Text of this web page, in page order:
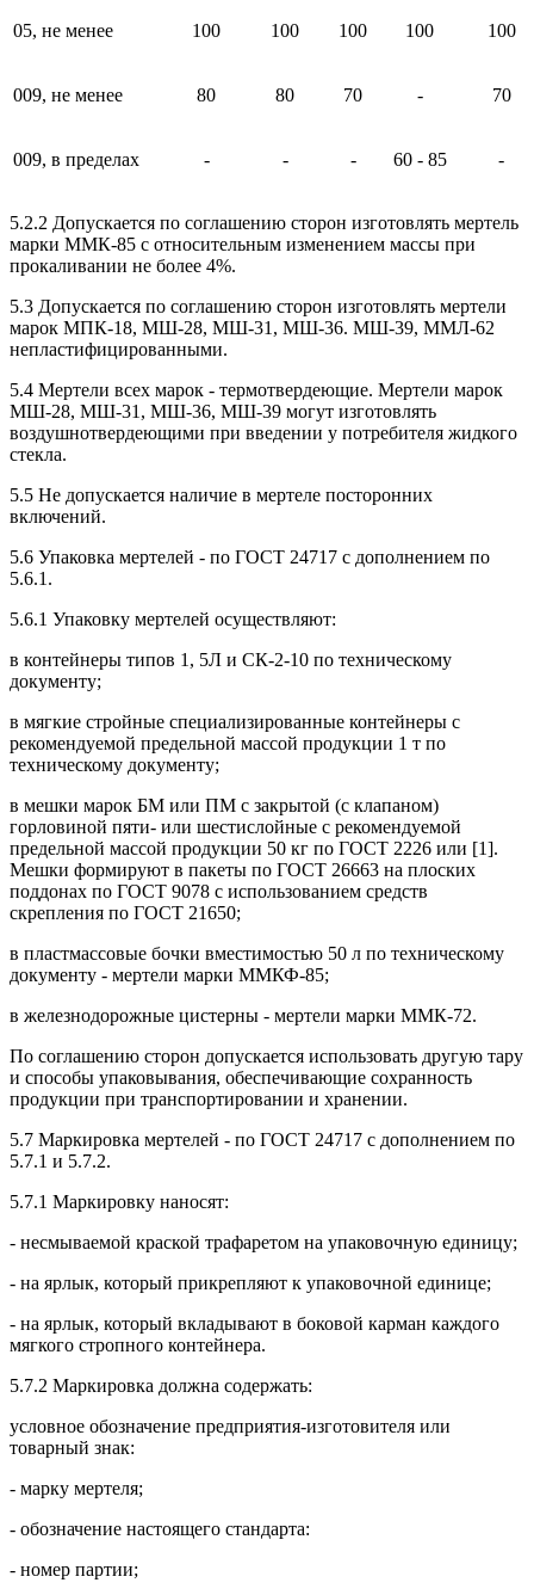
05, не менее 100 100 100 100 100
009, не менее 80 80 70 - 70
009, в пределах - - - 60 - 85 -
5.2.2 Допускается по соглашению сторон изготовлять мертель
марки ММК-85 с относительным изменением массы при
прокаливании не более 4%.
5.3 Допускается по соглашению сторон изготовлять мертели
марок МПК-18, МШ-28, МШ-31, МШ-36. МШ-39, ММЛ-62
непластифицированными.
5.4 Мертели всех марок - термотвердеющие. Мертели марок
МШ-28, МШ-31, МШ-36, МШ-39 могут изготовлять
воздушнотвердеющими при введении у потребителя жидкого
стекла.
5.5 Не допускается наличие в мертеле посторонних
включений.
5.6 Упаковка мертелей - по ГОСТ 24717 с дополнением по
5.6.1.
5.6.1 Упаковку мертелей осуществляют:
в контейнеры типов 1, 5Л и СК-2-10 по техническому
документу;
в мягкие стройные специализированные контейнеры с
рекомендуемой предельной массой продукции 1 т по
техническому документу;
в мешки марок БМ или ПМ с закрытой (с клапаном)
горловиной пяти- или шестислойные с рекомендуемой
предельной массой продукции 50 кг по ГОСТ 2226 или [1].
Мешки формируют в пакеты по ГОСТ 26663 на плоских
поддонах по ГОСТ 9078 с использованием средств
скрепления по ГОСТ 21650;
в пластмассовые бочки вместимостью 50 л по техническому
документу - мертели марки ММКФ-85;
в железнодорожные цистерны - мертели марки ММК-72.
По соглашению сторон допускается использовать другую тару
и способы упаковывания, обеспечивающие сохранность
продукции при транспортировании и хранении.
5.7 Маркировка мертелей - по ГОСТ 24717 с дополнением по
5.7.1 и 5.7.2.
5.7.1 Маркировку наносят:
- несмываемой краской трафаретом на упаковочную единицу;
- на ярлык, который прикрепляют к упаковочной единице;
- на ярлык, который вкладывают в боковой карман каждого
мягкого стропного контейнера.
5.7.2 Маркировка должна содержать:
условное обозначение предприятия-изготовителя или
товарный знак:
- марку мертеля;
- обозначение настоящего стандарта:
- номер партии;